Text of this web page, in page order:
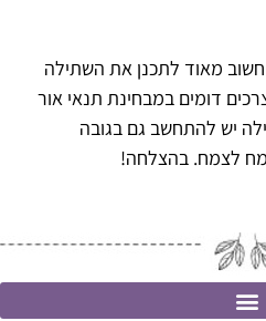
מאוד לתכנן את השתילה
דומים במבחינת תנאי אור
יש להתחשב גם בגובה
לצמח. בהצלחה!